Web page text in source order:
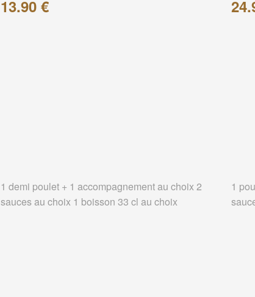
13.90 €
1 demi poulet + 1 accompagnement au choix 2
sauces au choix 1 boisson 33 cl au choix
1